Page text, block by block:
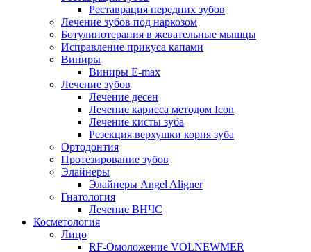
Реставрация передних зубов
Лечение зубов под наркозом
Ботулинотерапия в жевательные мышцы
Исправление прикуса капами
Виниры
Виниры E-max
Лечение зубов
Лечение десен
Лечение кариеса методом Icon
Лечение кисты зуба
Резекция верхушки корня зуба
Ортодонтия
Протезирование зубов
Элайнеры
Элайнеры Angel Aligner
Гнатология
Лечение ВНЧС
Косметология
Лицо
RF-Омоложение VOLNEWMER